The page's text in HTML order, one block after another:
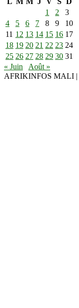
1
2
3
4
5 6 7 8 9
10
11 12 13 14 15 16 17
18 19 20 21 22 23 24
25 26 27 28 29 30 31
« Juin
Août »
AFRIKINFOS MALI |